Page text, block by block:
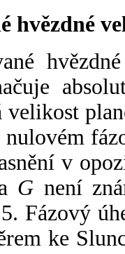
hvězdné
velikost
nulovém
v
G není
Fázový
ke